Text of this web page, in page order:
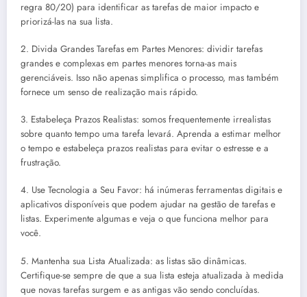
regra 80/20) para identificar as tarefas de maior impacto e
priorizá-las na sua lista.
2. Divida Grandes Tarefas em Partes Menores: dividir tarefas
grandes e complexas em partes menores torna-as mais
gerenciáveis. Isso não apenas simplifica o processo, mas também
fornece um senso de realização mais rápido.
3. Estabeleça Prazos Realistas: somos frequentemente irrealistas
sobre quanto tempo uma tarefa levará. Aprenda a estimar melhor
o tempo e estabeleça prazos realistas para evitar o estresse e a
frustração.
4. Use Tecnologia a Seu Favor: há inúmeras ferramentas digitais e
aplicativos disponíveis que podem ajudar na gestão de tarefas e
listas. Experimente algumas e veja o que funciona melhor para
você.
5. Mantenha sua Lista Atualizada: as listas são dinâmicas.
Certifique-se sempre de que a sua lista esteja atualizada à medida
que novas tarefas surgem e as antigas vão sendo concluídas.